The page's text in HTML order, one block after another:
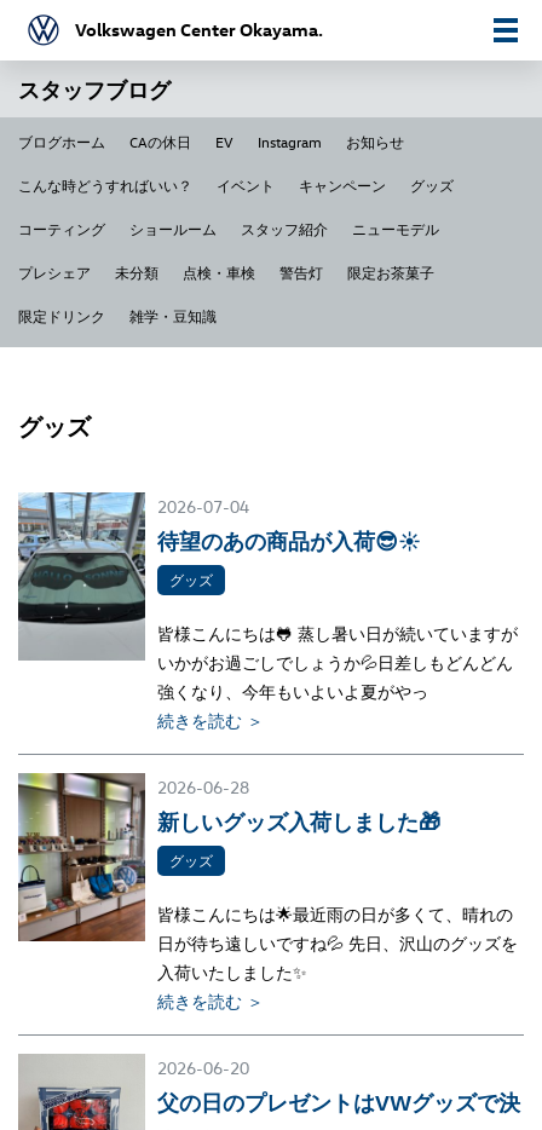
Volkswagen Center Okayama.
スタッフブログ
ブログホーム CAの休日 EV Instagram お知らせ
こんな時どうすればいい？ イベント キャンペーン グッズ
コーティング ショールーム スタッフ紹介 ニューモデル
プレシェア 未分類 点検・車検 警告灯 限定お茶菓子
限定ドリンク 雑学・豆知識
グッズ
2026-07-04
待望のあの商品が入荷😎☀️
グッズ
皆様こんにちは🐸 蒸し暑い日が続いていますが
いかがお過ごしでしょうか💦日差しもどんどん
強くなり、今年もいよいよ夏がやっ
続きを読む ＞
2026-06-28
新しいグッズ入荷しました🎁
グッズ
皆様こんにちは🌟最近雨の日が多くて、晴れの
日が待ち遠しいですね💦 先日、沢山のグッズを
入荷いたしました✨
続きを読む ＞
2026-06-20
父の日のプレゼントはVWグッズで決